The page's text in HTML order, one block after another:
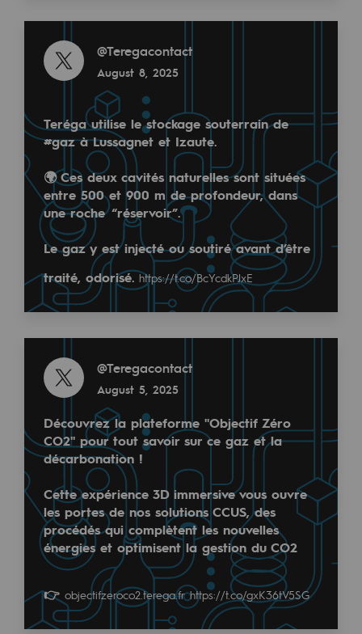
2050: a world of renewable, low-carbon
Hydrogen Objective
CCUS zero CO2 objective
Biomethane Objective
The Lab
Committed actor
Committed actor
CSR ambition
Environmental responsibility
BE POSITIF, the environmental
Decarbonization: a priority
Limiting atmospheric emissions
Energy management
Biodiversity preservation
Impact management
Social and regional responsibility
Social and regional responsibility
Energiz Mouv
Read more
@Teregacontact
December 4, 2024
Teréga est partenaire et participe au forum
Patrick Mathieu, responsable RI de Teréga,
Read more
@teréga
December 2, 2024
🤝 Teréga, sponsor des Green Aero Days, pour
Depuis plusieurs années, la filière #aéronautique
👉 Les Green Aero Days, co-organisés par
@Teregacontact
August 8, 2025
Teréga utilise le stockage souterrain de
#gaz à Lussagnet et Izaute.
🌍 Ces deux cavités naturelles sont situées
entre 500 et 900 m de profondeur, dans
une roche “réservoir”.
Le gaz y est injecté ou soutiré avant d’être
traité, odorisé.https://t.co/BcYcdkPJxE
@Teregacontact
August 5, 2025
Découvrez la plateforme "Objectif Zéro
CO2" pour tout savoir sur ce gaz et la
décarbonation !
Cette expérience 3D immersive vous ouvre
les portes de nos solutions CCUS, des
procédés qui complètent les nouvelles
énergies et optimisent la gestion du CO2
👉 objectifzeroco2.terega.fr https://t.co/gxK36tV5SG